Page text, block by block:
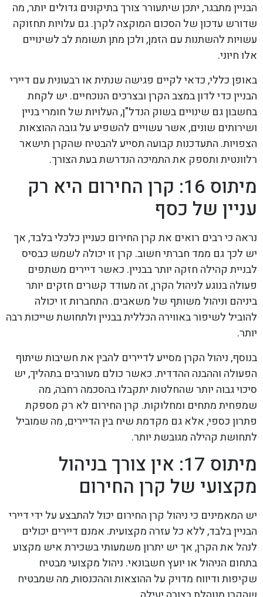
הבניין מתבגר, יתכן שיתעורר צורך בתיקונים גדולים יותר, מה
שדורש עדכון של הסכום המוקצה לקרן. גם עלויות תחזוקה
עשויות להשתנות עם הזמן, ולכן מתן תשומת לב לשינויים
אלו חיוני.
באופן כללי, כדאי לקיים פגישה שנתית או רבעונית עם דיירי
הבניין כדי לדון במצב הקרן ובצרכים הנוכחיים. יש לקחת
בחשבון גם שינויים בשוק הנדל"ן, העלויות של חומרי בניין
ושירותים שונים, אשר עשויים להשפיע על גובה ההוצאות
הצפויות. התעדכנות קבועה תסייע להבטיח שהקרן תישאר
רלוונטית ותספק את התמיכה הנדרשת בעת הצורך.
מיתוס 16: קרן החירום היא רק
עניין של כסף
נראה כי רבים רואים את קרן החירום כעניין כלכלי בלבד, אך
יש לכך גם ממד חברתי חשוב. קרן זו יכולה לשמש כבסיס
לבניית קהילה חזקה יותר בבניין. כאשר דיירים משתפים
פעולה בנוגע לניהול הקרן, זה מעודד קשרים חזקים יותר
ביניהם וניהול משותף של משאבים. התחברות זו יכולה
להוביל לשיפור באווירה הכללית בבניין ולתחושת שייכות רבה
יותר.
בנוסף, ניהול הקרן מסייע לדיירים להבין את חשיבות שיתוף
הפעולה וההבנה ההדדית. כאשר כולם מעורבים בתהליך, יש
סיכוי גבוה יותר שהחלטות יתקבלו בהסכמה רחבה, מה
שמפחית מתחים ומחלוקות. קרן החירום לא רק מספקת
פתרון כספי, אלא גם מקדמת שיח בין הדיירים, מה שמוביל
לתחושת קהילה מגובשת יותר.
מיתוס 17: אין צורך בניהול
מקצועי של קרן החירום
יש המאמינים כי ניהול קרן החירום יכול להתבצע על ידי דיירי
הבניין בלבד, ללא כל עזרה מקצועית. אמנם דיירים יכולים
לנהל את הקרן, אך יש יתרון משמעותי בשכירת איש מקצוע
בתחום הניהול או יועץ חשבונאי. ניהול מקצועי מבטיח
שקיפות ודיווח מדויק על ההוצאות וההכנסות, מה שמבטיח